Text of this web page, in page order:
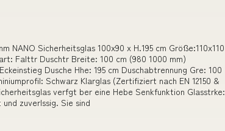
NANO Sicherheitsglas 100x90 x H.195 cm Größe:110x110
Falttr Duschtr Breite: 100 cm (980 1000 mm)
Dusche Hhe: 195 cm Duschabtrennung Gre: 100
Schwarz Klarglas (Zertifiziert nach EN 12150 &
verfgt ber eine Hebe Senkfunktion Glasstrke:
zuverlssig. Sie sind